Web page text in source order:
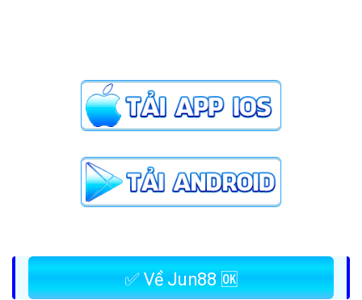
✅ Về Jun88 🆗